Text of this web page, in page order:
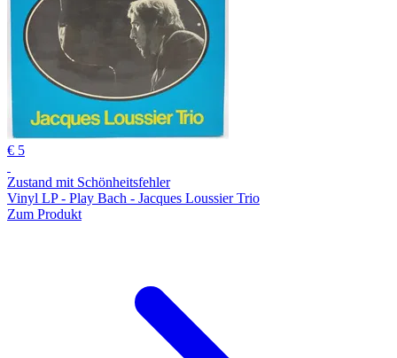
€ 5
Zustand mit Schönheitsfehler
Vinyl LP - Play Bach - Jacques Loussier Trio
Zum Produkt